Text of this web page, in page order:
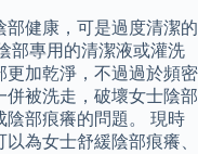
健康，可是過度清潔的
部專用的清潔液或灌洗
更加乾淨，不過過於頻密
被洗走，破壞女士陰部
陰部痕癢的問題。 現時
為女士舒緩陰部痕癢、